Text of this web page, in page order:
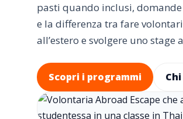
pasti quando inclusi,
e la differenza tra fare
all’estero e svolgere uno stage
Scopri i programmi